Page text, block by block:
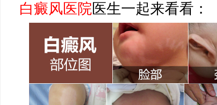
白癜风医院医生一起来看看：